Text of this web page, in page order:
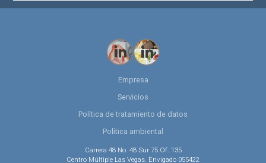
Empresa
Servicios
Política de tratamiento de datos
Política ambiental
Carrera 48 No. 48 Sur 75 Of. 135
Centro Múltiple Las Vegas. Envigado 055422